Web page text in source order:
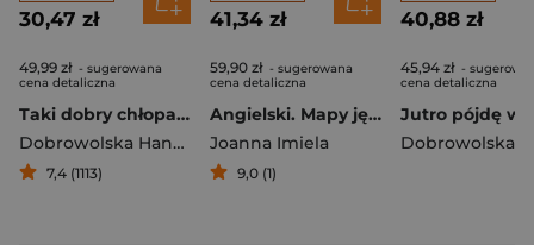
30,47 zł
49,99 zł - sugerowana
cena detaliczna
Taki dobry chłopak. Sprawa Kajetana Poznańskiego
Dobrowolska Hanna
7,4 (1113)
41,34 zł
59,90 zł - sugerowana
cena detaliczna
Angielski. Mapy językowe
Joanna Imiela
9,0 (1)
40,88 zł
45,94 zł -
cena detaliczna